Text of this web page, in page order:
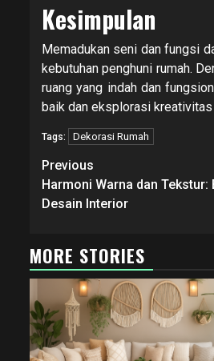
Kesimpulan
Memadukan seni dan fungsi
kebutuhan penghuni rumah.
ruang yang indah dan
baik dan eksplorasi
Tags: Dekorasi Rumah
Continue
Reading
Previous
Harmoni Warna dan
Desain Interior
MORE STORIES